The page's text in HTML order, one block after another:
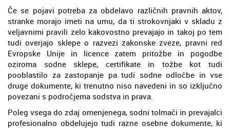
Če se pojavi potreba za obdelavo različnih pravnih aktov,
stranke morajo imeti na umu, da ti strokovnjaki v skladu z
veljavnimi pravili zelo kakovostno prevajajo in takoj po tem
tudi overjajo sklepe o razvezi zakonske zveze, pravni red
Evropske Unije in licence zatem pritožbe in pogodbe
oziroma sodne sklepe, certifikate in tožbe kot tudi
pooblastilo za zastopanje pa tudi sodne odločbe in vse
druge dokumente, ki trenutno niso navedeni in so izključno
povezani s področjema sodstva in prava.
Poleg vsega do zdaj omenjenega, sodni tolmači in prevajalci
profesionalno obdelujejo tudi razne osebne dokumente, ki